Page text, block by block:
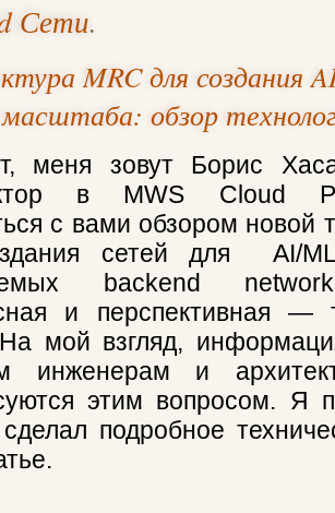
Сети.
MRC для создания
обзор
меня зовут Борис
в MWS Cloud
с вами обзором новой
сетей для AI/ML-
backend
и перспективная —
мой взгляд,
инженерам и
этим вопросом. Я
подробное